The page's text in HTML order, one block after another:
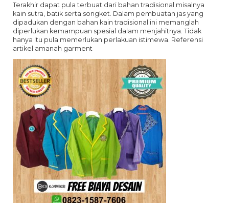
Terakhir dapat pula terbuat dari bahan tradisional misalnya
kain sutra, batik serta songket. Dalam pembuatan jas yang
dipadukan dengan bahan kain tradisional ini memanglah
diperlukan kemampuan spesial dalam menjahitnya. Tidak
hanya itu pula memerlukan perlakuan istimewa. Referensi
artikel amanah garment